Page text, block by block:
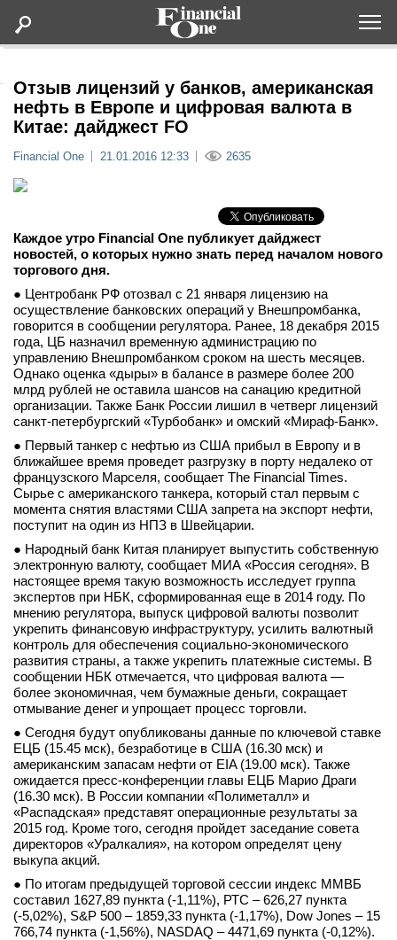
Статьи
Мероприятия
Новости
Интервью
вконтакте
телеграм
Стать автором
Вход
Отзыв лицензий у банков, американская
нефть в Европе и цифровая валюта в
Китае: дайджест FO
Financial One 21.01.2016 12:33 2635
Каждое утро Financial One публикует дайджест
новостей, о которых нужно знать перед началом нового
торгового дня.
● Центробанк РФ отозвал с 21 января лицензию на
осуществление банковских операций у Внешпромбанка,
говорится в сообщении регулятора. Ранее, 18 декабря 2015
года, ЦБ назначил временную администрацию по
управлению Внешпромбанком сроком на шесть месяцев.
Однако оценка «дыры» в балансе в размере более 200
млрд рублей не оставила шансов на санацию кредитной
организации. Также Банк России лишил в четверг лицензий
санкт-петербургский «Турбобанк» и омский «Мираф-Банк».
● Первый танкер с нефтью из США прибыл в Европу и в
ближайшее время проведет разгрузку в порту недалеко от
французского Марселя, сообщает The Financial Times.
Сырье с американского танкера, который стал первым с
момента снятия властями США запрета на экспорт нефти,
поступит на один из НПЗ в Швейцарии.
● Народный банк Китая планирует выпустить собственную
электронную валюту, сообщает МИА «Россия сегодня». В
настоящее время такую возможность исследует группа
экспертов при НБК, сформированная еще в 2014 году. По
мнению регулятора, выпуск цифровой валюты позволит
укрепить финансовую инфраструктуру, усилить валютный
контроль для обеспечения социально-экономического
развития страны, а также укрепить платежные системы. В
сообщении НБК отмечается, что цифровая валюта —
более экономичная, чем бумажные деньги, сокращает
отмывание денег и упрощает процесс торговли.
● Сегодня будут опубликованы данные по ключевой ставке
ЕЦБ (15.45 мск), безработице в США (16.30 мск) и
американским запасам нефти от EIA (19.00 мск). Также
ожидается пресс-конференции главы ЕЦБ Марио Драги
(16.30 мск). В России компании «Полиметалл» и
«Распадская» представят операционные результаты за
2015 год. Кроме того, сегодня пройдет заседание совета
директоров «Уралкалия», на котором определят цену
выкупа акций.
● По итогам предыдущей торговой сессии индекс ММВБ
составил 1627,89 пункта (-1,11%), РТС – 626,27 пункта
(-5,02%), S&P 500 – 1859,33 пункта (-1,17%), Dow Jones – 15
766,74 пункта (-1,56%), NASDAQ – 4471,69 пункта (-0,12%).